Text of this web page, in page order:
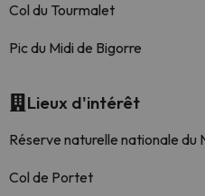
Col du Tourmalet
Pic du Midi de Bigorre
Lieux d'intérêt
Réserve naturelle nationale du
Col de Portet